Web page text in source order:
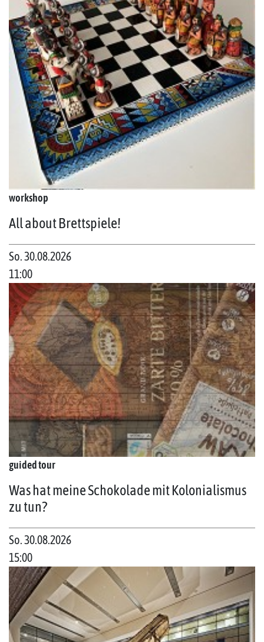
workshop
All about Brettspiele!
So. 30.08.2026
11:00
guided tour
Was hat meine Schokolade mit Kolonialismus
zu tun?
So. 30.08.2026
15:00